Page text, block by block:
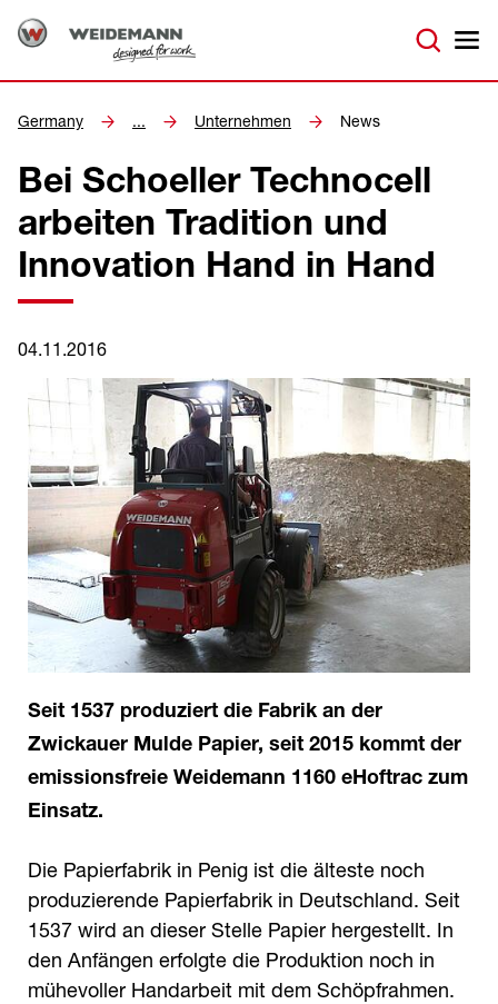
Germany ... Unternehmen News
Bei Schoeller Technocell
arbeiten Tradition und
Innovation Hand in Hand
04.11.2016
Seit 1537 produziert die Fabrik an der
Zwickauer Mulde Papier, seit 2015 kommt der
emissionsfreie Weidemann 1160 eHoftrac zum
Einsatz.
Die Papierfabrik in Penig ist die älteste noch
produzierende Papierfabrik in Deutschland. Seit
1537 wird an dieser Stelle Papier hergestellt. In
den Anfängen erfolgte die Produktion noch in
mühevoller Handarbeit mit dem Schöpfrahmen.